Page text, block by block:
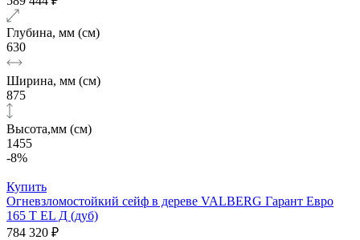
Глубина, мм (см)
630
Ширина, мм (см)
875
Высота,мм (см)
1455
-8%
Купить
Огневзломостойкий сейф в дереве VALBERG Гарант Евро
165 T EL Д (дуб)
784 320 ₽